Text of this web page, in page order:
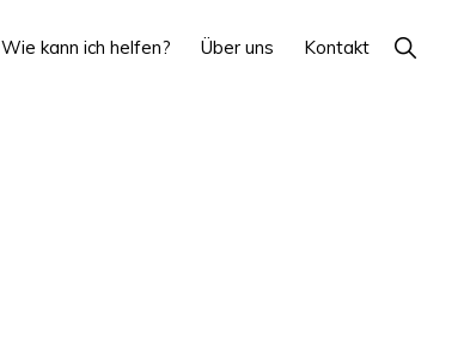
Wie kann ich helfen? Über uns Kontakt Show
Search